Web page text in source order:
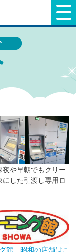
夜や早朝でもクリー
した引渡し専用ロ
館 昭和の店舗はこ